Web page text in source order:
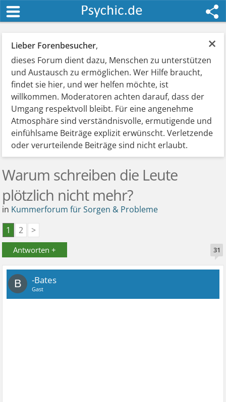
×
Lieber Forenbesucher,
dieses Forum dient dazu, Menschen zu unterstützen
und Austausch zu ermöglichen. Wer Hilfe braucht,
findet sie hier, und wer helfen möchte, ist
willkommen. Moderatoren achten darauf, dass der
Umgang respektvoll bleibt. Für eine angenehme
Atmosphäre sind verständnisvolle, ermutigende und
einfühlsame Beiträge explizit erwünscht. Verletzende
oder verurteilende Beiträge sind nicht erlaubt.
Warum schreiben die Leute
plötzlich nicht mehr?
in Kummerforum für Sorgen & Probleme
1
2 >
Antworten + 31
B -Bates
Gast